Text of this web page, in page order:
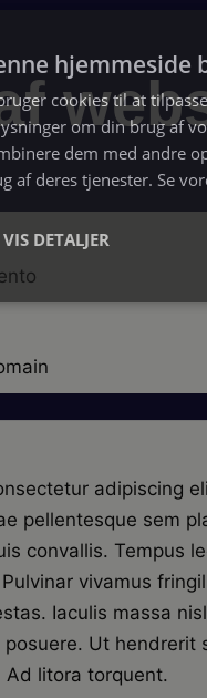
adipiscing
pellentesque sem
convallis. Tempus
vivamus
Iaculis massa nisl
Ut hendrerit
Ad litora torquent.
hjemmeside
cookies til at
om din brug af
dem med andre
af deres tjenester. Se
VIS DETALJER